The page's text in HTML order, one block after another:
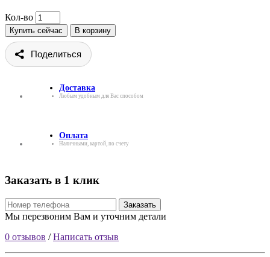
Кол-во
Купить сейчас В корзину
Поделиться
Доставка
Любым удобным для Вас способом
Оплата
Наличными, картой, по счету
Заказать в 1 клик
Заказать
Мы перезвоним Вам и уточним детали
0 отзывов /Написать отзыв